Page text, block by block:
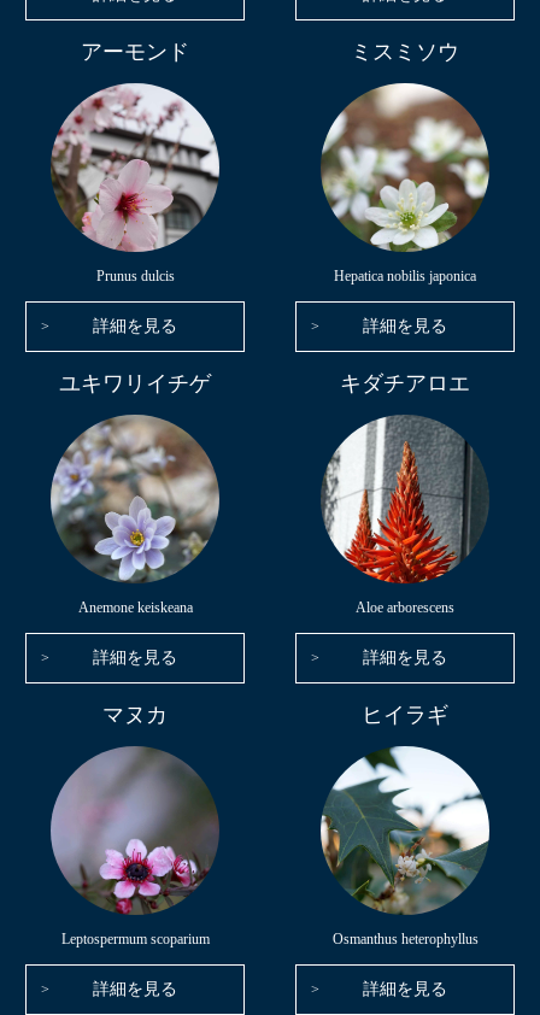
アーモンド
Prunus dulcis
詳細を見る
ミスミソウ
Hepatica nobilis japonica
詳細を見る
ユキワリイチゲ
Anemone keiskeana
詳細を見る
キダチアロエ
Aloe arborescens
詳細を見る
マヌカ
Leptospermum scoparium
詳細を見る
ヒイラギ
Osmanthus heterophyllus
詳細を見る